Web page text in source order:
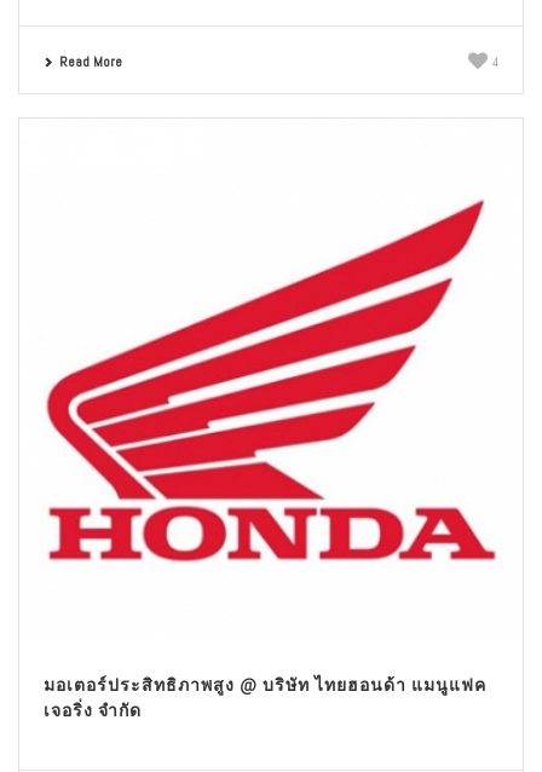
Read More 4
มอเตอร์ประสิทธิภาพสูง @ บริษัท ไทยฮอนด้า แมนูแฟค
เจอริ่ง จำกัด